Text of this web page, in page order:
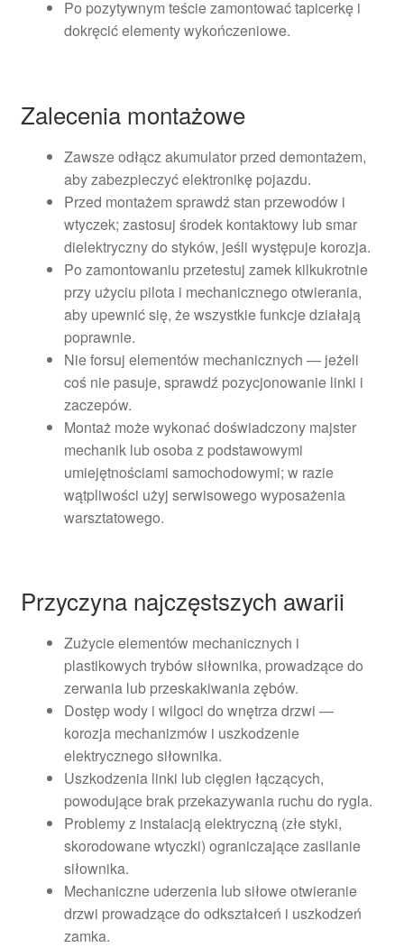
Po pozytywnym teście zamontować tapicerkę i
dokręcić elementy wykończeniowe.
Zalecenia montażowe
Zawsze odłącz akumulator przed demontażem,
aby zabezpieczyć elektronikę pojazdu.
Przed montażem sprawdź stan przewodów i
wtyczek; zastosuj środek kontaktowy lub smar
dielektryczny do styków, jeśli występuje korozja.
Po zamontowaniu przetestuj zamek kilkukrotnie
przy użyciu pilota i mechanicznego otwierania,
aby upewnić się, że wszystkie funkcje działają
poprawnie.
Nie forsuj elementów mechanicznych — jeżeli
coś nie pasuje, sprawdź pozycjonowanie linki i
zaczepów.
Montaż może wykonać doświadczony majster
mechanik lub osoba z podstawowymi
umiejętnościami samochodowymi; w razie
wątpliwości użyj serwisowego wyposażenia
warsztatowego.
Przyczyna najczęstszych awarii
Zużycie elementów mechanicznych i
plastikowych trybów siłownika, prowadzące do
zerwania lub przeskakiwania zębów.
Dostęp wody i wilgoci do wnętrza drzwi —
korozja mechanizmów i uszkodzenie
elektrycznego siłownika.
Uszkodzenia linki lub cięgien łączących,
powodujące brak przekazywania ruchu do rygla.
Problemy z instalacją elektryczną (złe styki,
skorodowane wtyczki) ograniczające zasilanie
siłownika.
Mechaniczne uderzenia lub siłowe otwieranie
drzwi prowadzące do odkształceń i uszkodzeń
zamka.